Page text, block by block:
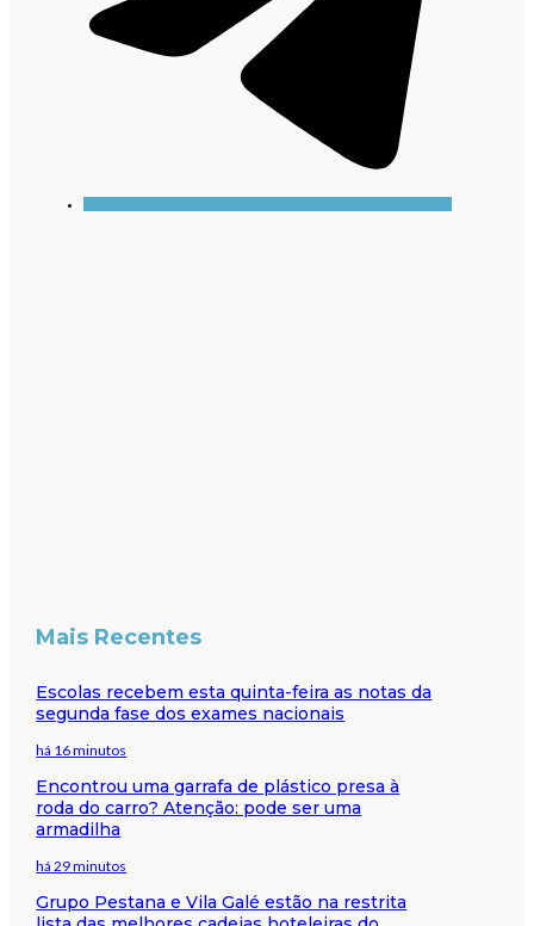
Mais Recentes
Escolas recebem esta quinta-feira as notas da
segunda fase dos exames nacionais
há 16 minutos
Encontrou uma garrafa de plástico presa à
roda do carro? Atenção: pode ser uma
armadilha
há 29 minutos
Grupo Pestana e Vila Galé estão na restrita